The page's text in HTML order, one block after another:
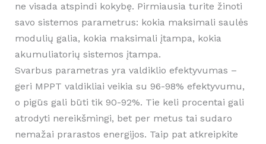
ne visada atspindi kokybę. Pirmiausia turite žinoti
savo sistemos parametrus: kokia maksimali saulės
modulių galia, kokia maksimali įtampa, kokia
akumuliatorių sistemos įtampa.
Svarbus parametras yra valdiklio efektyvumas –
geri MPPT valdikliai veikia su 96-98% efektyvumu,
o pigūs gali būti tik 90-92%. Tie keli procentai gali
atrodyti nereikšmingi, bet per metus tai sudaro
nemažai prarastos energijos. Taip pat atkreipkite